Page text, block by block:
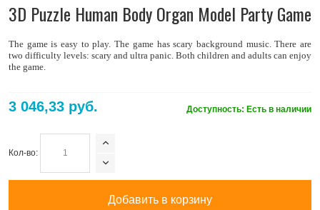
3D Puzzle Human Body Organ Model Party Game
The game is easy to play. The game has scary background music. There are
two difficulty levels: scary and ultra panic. Both children and adults can enjoy
the game.
Доступность: Есть в наличии
3 046,33 руб.
Кол-во:
Добавить в корзину